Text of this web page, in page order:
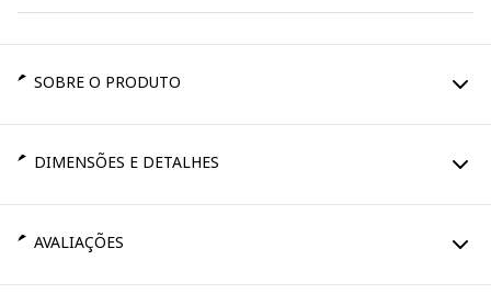
SOBRE O PRODUTO
DIMENSÕES E DETALHES
AVALIAÇÕES